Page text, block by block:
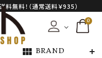
無料！（通常送料￥935）
0
view_module BRAND